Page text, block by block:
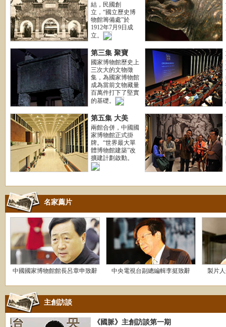
結，民國創
立，“國立歷史博
物館籌備處”於
1912年7月9日成
立。
第三集 聚寶
國家博物館歷史上
三次大的文物徵
集，為國家博物館
成為當前文物藏量
百萬件打下了堅實
的基礎。
第五集 大美
兩館合併，中國國
家博物館正式掛
牌。“世界最大單
體博物館建築”改
擴建計劃啟動。
名家薦片
中國國家博物館館長呂章申致辭 中央電視台副總編輯李挺致辭 製片
主創訪談
《國脈》主創訪談第一期